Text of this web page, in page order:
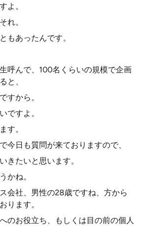
よ。
れ。
もあったんです。
呼んで、100名くらいの規模で企画
と、
すから。
ですよ。
す。
今日も質問が来ておりますので、
きたいと思います。
かね。
会社、男性の28歳ですね、方から
ります。
のお役立ち、もしくは目の前の個人